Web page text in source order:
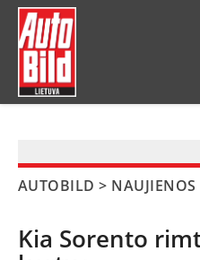
AUTOBILD > NAUJIENOS
Kia Sorento